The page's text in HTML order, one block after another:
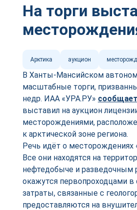
На торги
Арктика аукцион
В Ханты-Мансийском
масштабные торги,
недр. ИАА «УРА.РУ» сообщает
выставил на аукцион
месторождениями,
к арктической зоне региона.
Речь идёт о месторождениях
Все они находятся на
нефтедобыче и разведочным
окажутся первопроходцами в
затраты, связанные с
предоставляются на